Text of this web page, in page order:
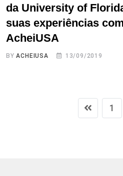
da University of
suas experiências
AcheiUSA
BYACHEIUSA 13/09/2019
1